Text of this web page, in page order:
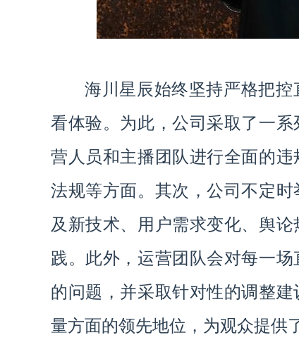
海川星辰始终坚持严格把
看体验。为此，公司采取了一
营人员和主播团队进行全面的
法规等方面。其次，公司不定
及新技术、用户需求变化、舆
践。此外，运营团队会对每一
的问题，并采取针对性的调整
量方面的领先地位，为观众提供